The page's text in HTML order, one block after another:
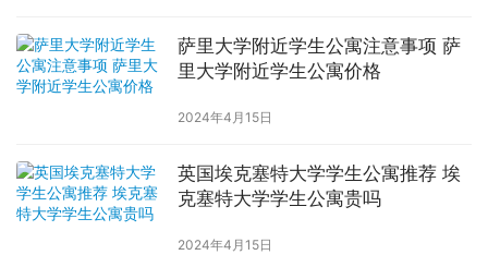
萨里大学附近学生公寓注意事项 萨
里大学附近学生公寓价格
2024年4月15日
英国埃克塞特大学学生公寓推荐 埃
克塞特大学学生公寓贵吗
2024年4月15日